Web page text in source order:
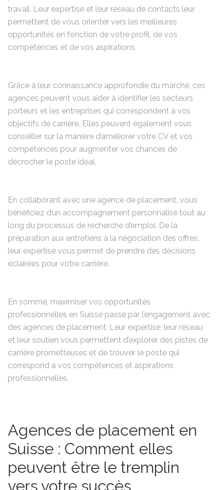
travail. Leur expertise et leur réseau de contacts leur
permettent de vous orienter vers les meilleures
opportunités en fonction de votre profil, de vos
compétences et de vos aspirations.
Grâce à leur connaissance approfondie du marché, ces
agences peuvent vous aider à identifier les secteurs
porteurs et les entreprises qui correspondent à vos
objectifs de carrière. Elles peuvent également vous
conseiller sur la manière d’améliorer votre CV et vos
compétences pour augmenter vos chances de
décrocher le poste idéal.
En collaborant avec une agence de placement, vous
bénéficiez d’un accompagnement personnalisé tout au
long du processus de recherche d’emploi. De la
préparation aux entretiens à la négociation des offres,
leur expertise vous permet de prendre des décisions
éclairées pour votre carrière.
En somme, maximiser vos opportunités
professionnelles en Suisse passe par l’engagement avec
des agences de placement. Leur expertise, leur réseau
et leur soutien vous permettent d’explorer des pistes de
carrière prometteuses et de trouver le poste qui
correspond à vos compétences et aspirations
professionnelles.
Agences de placement en
Suisse : Comment elles
peuvent être le tremplin
vers votre succès